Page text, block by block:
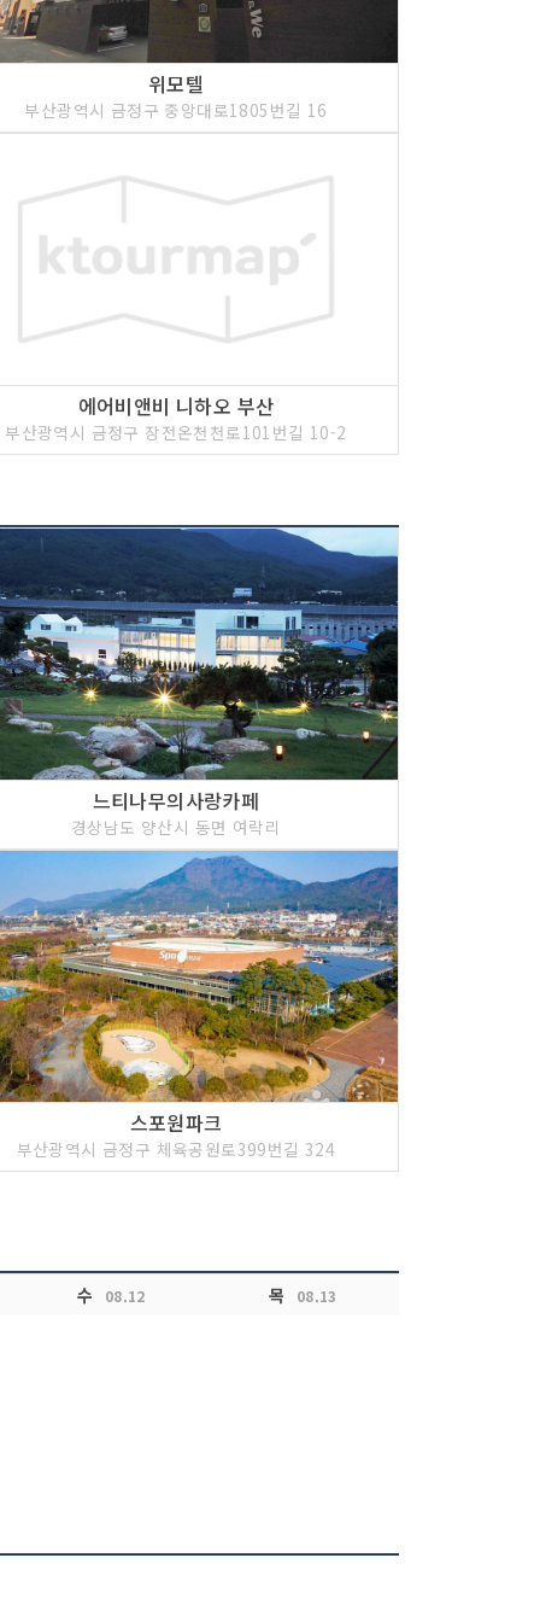
위모텔
부산광역시 금정구 중앙대로1805번길 16
에어비앤비 니하오 부산
부산광역시 금정구 장전온천천로101번길 10-2
느티나무의사랑카페
경상남도 양산시 동면 여락리
스포원파크
부산광역시 금정구 체육공원로399번길 324
수 08.12 목 08.13